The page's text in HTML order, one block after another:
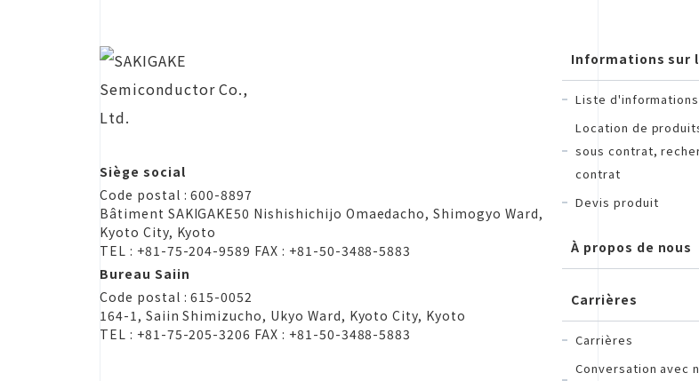
Siège social
Code postal : 600-8897
Bâtiment SAKIGAKE50 Nishishichijo Omaedacho, Shimogyo Ward,
Kyoto City, Kyoto
TEL : +81-75-204-9589 FAX : +81-50-3488-5883
Bureau Saiin
Code postal : 615-0052
164-1, Saiin Shimizucho, Ukyo Ward, Kyoto City, Kyoto
TEL : +81-75-205-3206 FAX : +81-50-3488-5883
Informations sur
Liste
Location de
sous contrat,
contrat
Devis produit
À propos de nous
Carrières
Carrières
Conversation avec